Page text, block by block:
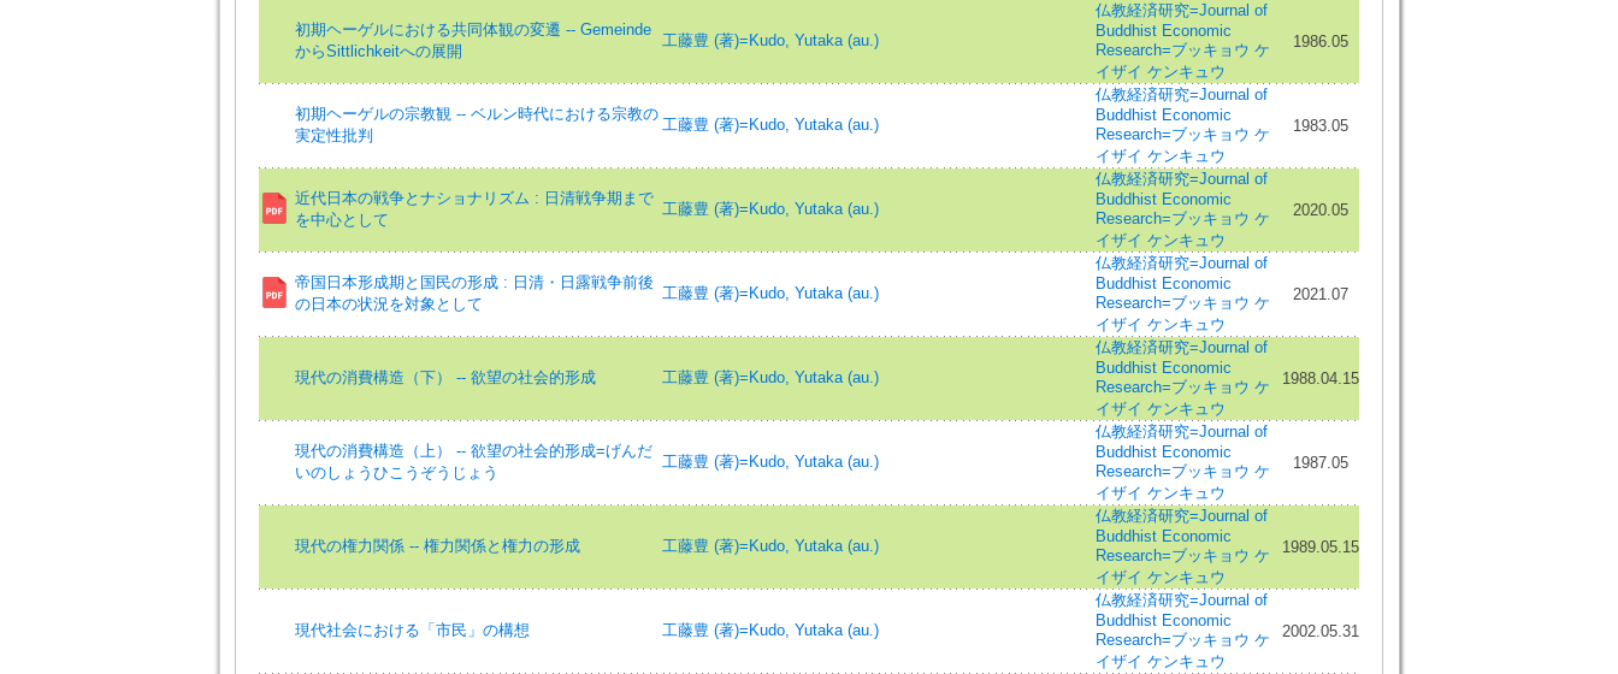
初期ヘーゲルにおける共同体観の変遷 -- Gemeinde
からSittlichkeitへの展開
工藤豊 (著)=Kudo, Yutaka (au.)
仏教経済研究=Journal of
Buddhist Economic
Research=ブッキョウ ケ
イザイ ケンキュウ
1986.05
初期ヘーゲルの宗教観 -- ベルン時代における宗教の
実定性批判
工藤豊 (著)=Kudo, Yutaka (au.)
仏教経済研究=Journal of
Buddhist Economic
Research=ブッキョウ ケ
イザイ ケンキュウ
1983.05
近代日本の戦争とナショナリズム : 日清戦争期まで
を中心として
工藤豊 (著)=Kudo, Yutaka (au.)
仏教経済研究=Journal of
Buddhist Economic
Research=ブッキョウ ケ
イザイ ケンキュウ
2020.05
帝国日本形成期と国民の形成 : 日清・日露戦争前後
の日本の状況を対象として
工藤豊 (著)=Kudo, Yutaka (au.)
仏教経済研究=Journal of
Buddhist Economic
Research=ブッキョウ ケ
イザイ ケンキュウ
2021.07
現代の消費構造（下） -- 欲望の社会的形成 工藤豊 (著)=Kudo, Yutaka (au.)
仏教経済研究=Journal of
Buddhist Economic
Research=ブッキョウ ケ
イザイ ケンキュウ
1988.04.15
現代の消費構造（上） -- 欲望の社会的形成=げんだ
いのしょうひこうぞうじょう
工藤豊 (著)=Kudo, Yutaka (au.)
仏教経済研究=Journal of
Buddhist Economic
Research=ブッキョウ ケ
イザイ ケンキュウ
1987.05
現代の権力関係 -- 権力関係と権力の形成 工藤豊 (著)=Kudo, Yutaka (au.)
仏教経済研究=Journal of
Buddhist Economic
Research=ブッキョウ ケ
イザイ ケンキュウ
1989.05.15
現代社会における「市民」の構想 工藤豊 (著)=Kudo, Yutaka (au.)
仏教経済研究=Journal of
Buddhist Economic
Research=ブッキョウ ケ
イザイ ケンキュウ
2002.05.31